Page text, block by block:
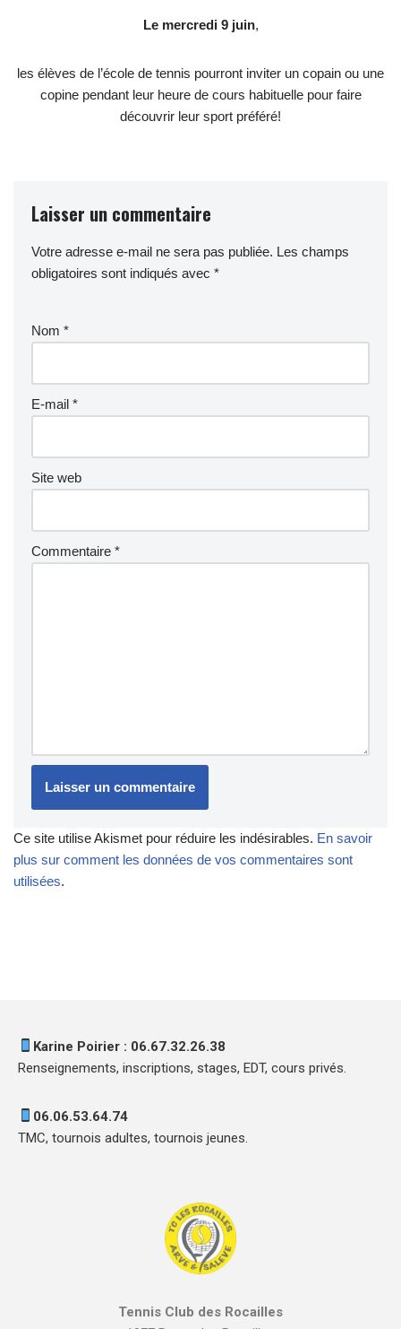
Le mercredi 9 juin,
les élèves de l’école de tennis pourront inviter un copain ou une
copine pendant leur heure de cours habituelle pour faire
découvrir leur sport préféré!
Laisser un commentaire
Votre adresse e-mail ne sera pas publiée. Les champs
obligatoires sont indiqués avec *
Nom *
E-mail *
Site web
Commentaire *
Ce site utilise Akismet pour réduire les indésirables. En savoir
plus sur comment les données de vos commentaires sont
utilisées.
Karine Poirier : 06.67.32.26.38
Renseignements, inscriptions, stages, EDT, cours privés.
06.06.53.64.74
TMC, tournois adultes, tournois jeunes.
Tennis Club des Rocailles